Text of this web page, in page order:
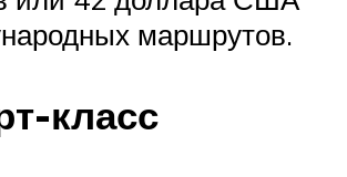
маршрутов.
класс